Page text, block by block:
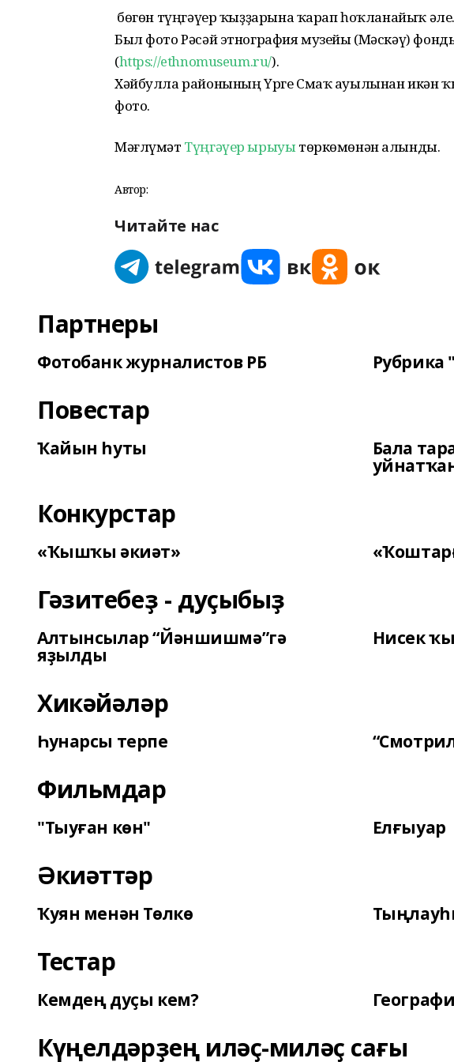
Ә бөгөн түңгәүер ҡыҙҙарына ҡарап һоҡланайыҡ әле.
Был фото Рәсәй этнография музейы (Мәскәү)
(https://ethnomuseum.ru/).
Хәйбулла районының Үрге Смаҡ ауылынан икән
фото.
Мәғлүмәт Түңгәүер ырыуытөркөмөнән алынды.
Автор:
Читайте нас
Партнеры
Фотобанк журналистов РБ Рубрика
Повестар
Ҡайын һуты Бала
Конкурстар
«Ҡышҡы әкиәт»
Гәзитебеҙ - дуҫыбыҙ
Алтынсылар “Йәншишмә”гә
яҙылды
Нисек
Хикәйәләр
Һунарсы терпе
Фильмдар
"Тыуған көн" Елғыуар
Әкиәттәр
Ҡуян менән Төлкө
Тестар
Кемдең дуҫы кем?
Күңелдәрҙең иләҫ-миләҫ сағы